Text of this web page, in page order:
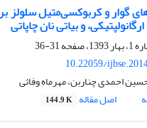
گوار و کربوکسی‌متیل سلولز
و بیاتی نان چاپاتی
31-36
10.22059/
احمدی چناربن، مهرماه وفائی
اصل مقاله 144.9 K